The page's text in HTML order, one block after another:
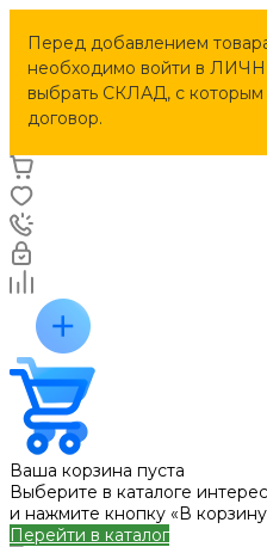
Перед добавлением
необходимо войти в
выбрать СКЛАД, с которым
договор.
Ваша корзина пуста
Выберите в каталоге
и нажмите кнопку «В
Перейти в каталог